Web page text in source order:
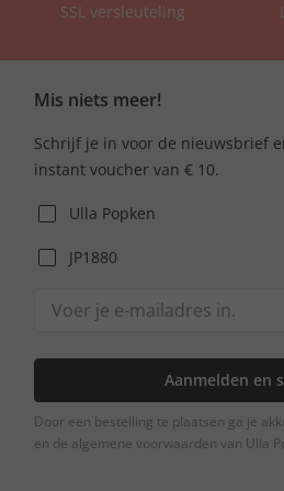
SSL versleuteling
Mis niets meer!
Schrijf je in voor de nieuwsbrief
instant voucher van € 10.
Ulla Popken
JP1880
Aanmelden en
Door een bestelling te plaatsen ga je
en de algemene voorwaarden van Ulla